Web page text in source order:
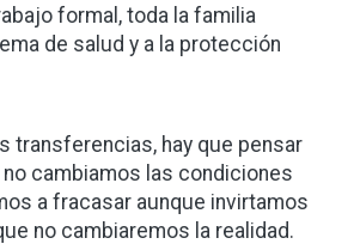
formal, toda la familia
de salud y a la protección
transferencias, hay que pensar
cambiamos las condiciones
a fracasar aunque invirtamos
no cambiaremos la realidad.